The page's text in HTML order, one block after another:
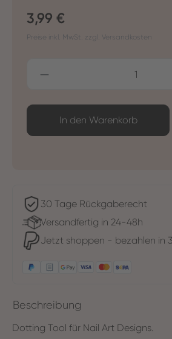
Regulärer Preis:
3,99 €
Preise inkl. MwSt. zzgl. Versandkosten
Produkt Anzahl: Gib
In den Warenkorb
30 Tage Rückgaberecht
Versandfertig in 24-48h
Jetzt shoppen - bezahlen in
Beschreibung
Dotting Tool für Nail Art Designs.